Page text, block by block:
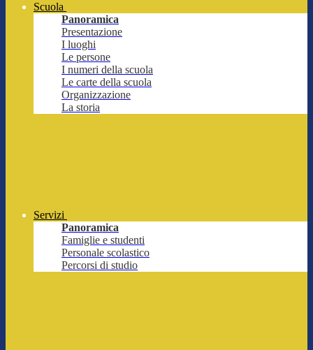
Scuola
Panoramica
Presentazione
I luoghi
Le persone
I numeri della scuola
Le carte della scuola
Organizzazione
La storia
Servizi
Panoramica
Famiglie e studenti
Personale scolastico
Percorsi di studio